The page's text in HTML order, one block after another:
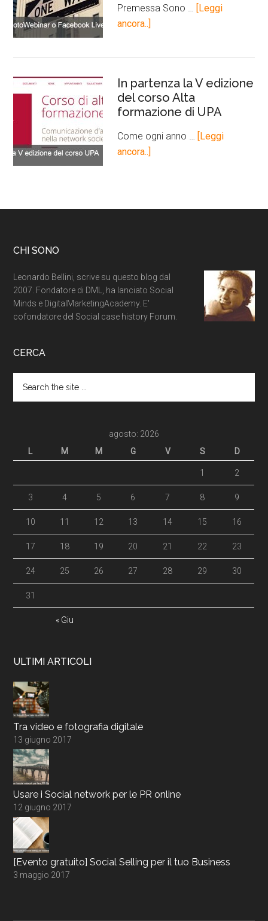
Premessa Sono …
[Leggi
ancora..]
In partenza la V edizione
del corso Alta
formazione di UPA
Come ogni anno …
[Leggi
ancora..]
CHI SONO
Leonardo Bellini, scrive su questo blog dal
2007. Fondatore di DML, ha lanciato Social
Minds e DigitalMarketingAcademy. E'
cofondatore del Social case history Forum.
CERCA
agosto: 2026
L
M M G V S D
« Giu
1 2
3 4 5 6 7 8 9
10 11 12 13 14 15 16
17 18 19 20 21 22 23
24 25 26 27 28 29 30
31
ULTIMI ARTICOLI
Tra video e fotografia digitale
13 giugno 2017
Usare i Social network per le PR online
12 giugno 2017
[Evento gratuito] Social Selling per il tuo Business
3 maggio 2017